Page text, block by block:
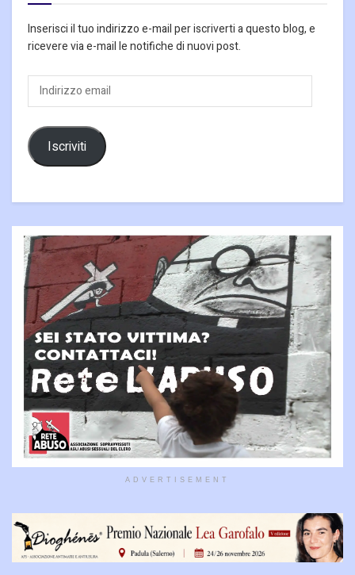
Inserisci il tuo indirizzo e-mail per iscriverti a questo blog, e
ricevere via e-mail le notifiche di nuovi post.
Indirizzo
email
Iscriviti
ADVERTISEMENT